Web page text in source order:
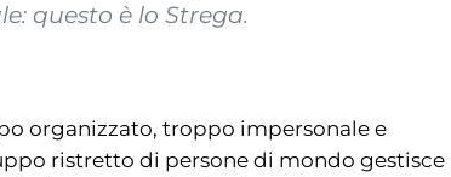
questo è lo Strega.
organizzato, troppo impersonale e
ristretto di persone di mondo gestisce